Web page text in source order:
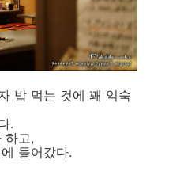
밥 먹는 것에 꽤 익숙
.
하고,
들어갔다.